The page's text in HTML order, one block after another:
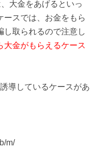
大金をあげるといっ
ースでは、お金をもら
し取られるので注意し
大金がもらえるケース
導しているケースがあ
m/